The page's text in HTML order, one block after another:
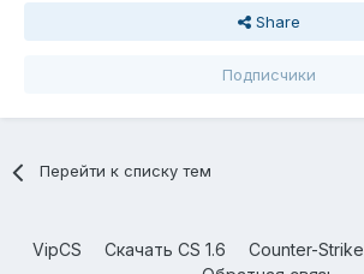
Share
Подписчики
Перейти к списку тем
VipCS Скачать CS 1.6 Counter-Strike